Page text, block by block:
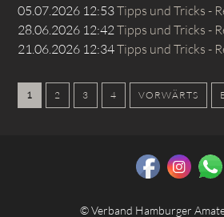
05.07.2026 12:53Tipps und Tricks -
28.06.2026 12:42 Tipps und Tricks -
21.06.2026 12:34Tipps und Tricks -
1 2 3 4 VORWÄRTS
© Verband Hamburger